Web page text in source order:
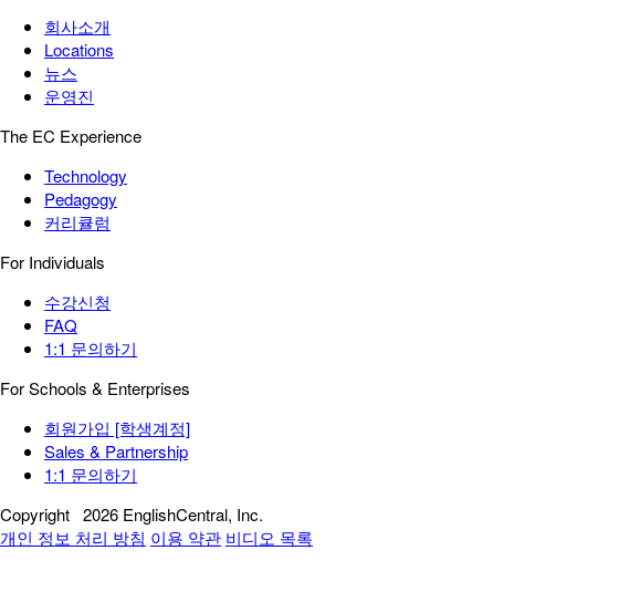
회사소개
Locations
뉴스
운영진
The EC Experience
Technology
Pedagogy
커리큘럼
For Individuals
수강신청
FAQ
1:1 문의하기
For Schools & Enterprises
회원가입 [학생계정]
Sales & Partnership
1:1 문의하기
Copyright 2026 EnglishCentral, Inc.
개인 정보 처리 방침 이용 약관 비디오 목록